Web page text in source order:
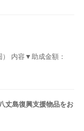
内容▼助成金額：
丈島復興支援物品をお